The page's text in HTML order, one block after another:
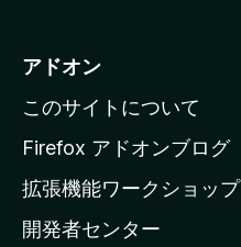
i
l
a
ホ
ー
アドオン
このサイトについて
Firefox アドオンブログ
拡張機能ワークショップ
開発者センター